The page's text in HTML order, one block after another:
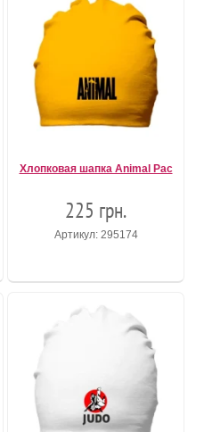
Хлопковая шапка Animal Pac
225 грн.
Артикул: 295174